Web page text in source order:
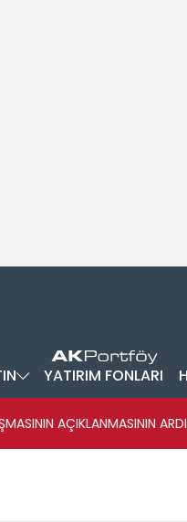
YATIRIM FONLARI
AÇIKLANMASININ